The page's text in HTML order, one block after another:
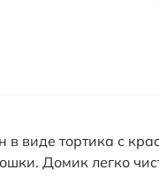
виде тортика с
Домик легко